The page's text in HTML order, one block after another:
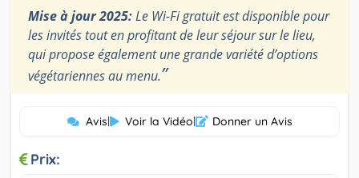
Mise à jour 2025:Le Wi-Fi gratuit est disponible pour
les invités tout en profitant de leur séjour sur le lieu,
qui propose également une grande variété d’options
végétariennes au menu.”
Avis| Voir la Vidéo| Donner un Avis
Prix: